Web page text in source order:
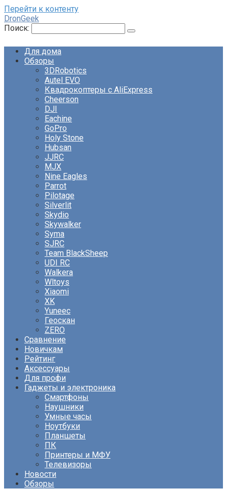
Перейти к контенту
DronGeek
Поиск:
Для дома
Обзоры
3DRobotics
Autel EVO
Квадрокоптеры с AliExpress
Cheerson
DJI
Eachine
GoPro
Holy Stone
Hubsan
JJRC
MJX
Nine Eagles
Parrot
Pilotage
Silverlit
Skydio
Skywalker
Syma
SJRC
Team BlackSheep
UDI RC
Walkera
Wltoys
Xiaomi
XK
Yuneec
Геоскан
ZERO
Сравнение
Новичкам
Рейтинг
Аксессуары
Для профи
Гаджеты и электроника
Смартфоны
Наушники
Умные часы
Ноутбуки
Планшеты
ПК
Принтеры и МФУ
Телевизоры
Новости
Обзоры